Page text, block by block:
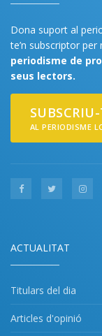
Dona suport al
te’n subscriptor
periodisme de
seus lectors.
AL PERIODISME
ACTUALITAT
Titulars del dia
Articles d'opinió